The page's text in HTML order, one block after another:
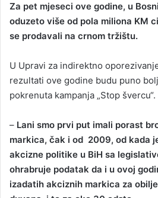
n
d
a
e
m
a
l
Za pet mjeseci ove godine, u
oduzeto više od pola miliona KM
se prodavali na crnom tržištu.
U Upravi za indirektno
rezultati ove godine budu puno
pokrenuta kampanja „Stop švercu“.
– Lani smo prvi put imali porast
markica, čak i od 2009, od kada
akcizne politike u BiH sa
ohrabruje podatak da i u ovoj
izadatih akciznih markica za